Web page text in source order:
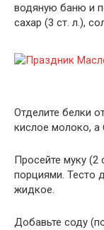
водяную баню и
сахар (3 ст. л.),
Отделите белки
кислое молоко, а
Просейте муку (2
порциями. Тесто
жидкое.
Добавьте соду